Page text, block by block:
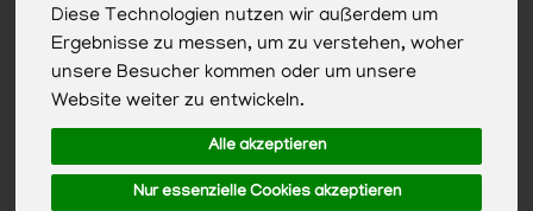
Diese Technologien nutzen wir außerdem um
Ergebnisse zu messen, um zu verstehen, woher
unsere Besucher kommen oder um unsere
Website weiter zu entwickeln.
Alle akzeptieren
Nur essenzielle Cookies akzeptieren